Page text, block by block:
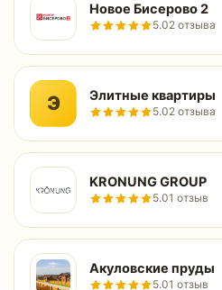
Новое Бисерово 2
5.02 отзыва
Э Элитные квартиры
5.02 отзыва
KRONUNG GROUP
5.01 отзыв
Акуловские пруды
5.01 отзыв